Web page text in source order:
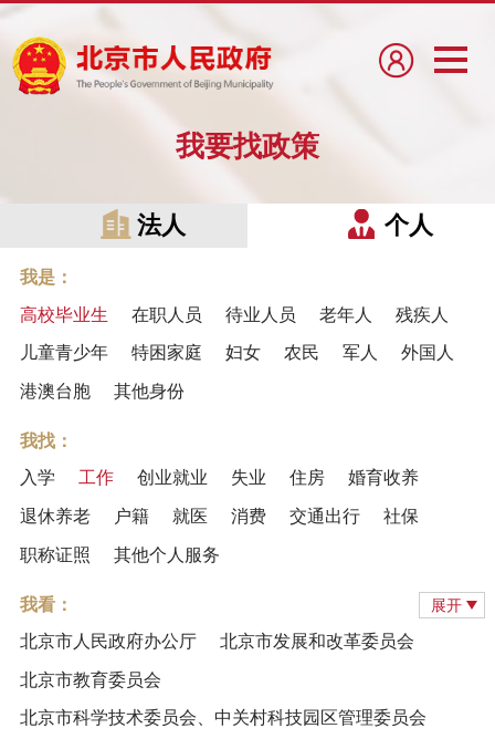
我要找政策
法人 个人
我是：
高校毕业生
在职人员 待业人员 老年人 残疾人
儿童青少年 特困家庭 妇女 农民 军人 外国人
港澳台胞 其他身份
我找：
入学
工作 创业就业 失业 住房 婚育收养
退休养老 户籍 就医 消费 交通出行 社保
职称证照 其他个人服务
我看：
北京市人民政府办公厅
北京市发展和改革委员会
北京市教育委员会
北京市科学技术委员会、中关村科技园区管理委员会
展开